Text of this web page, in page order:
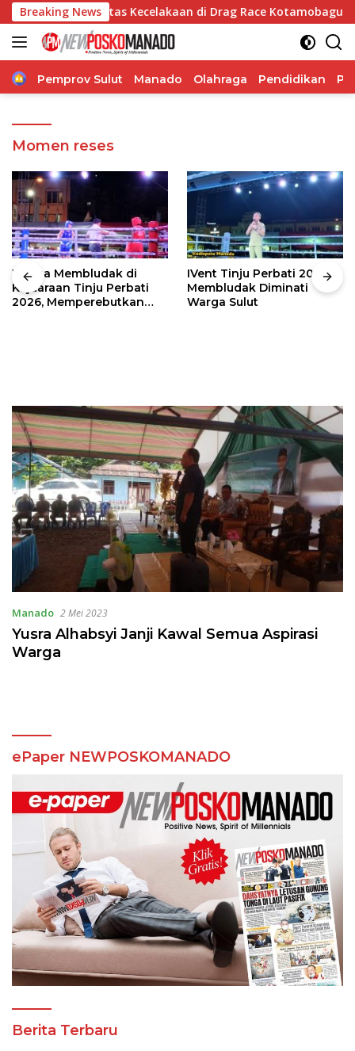
Langsung
ke
konten
Breaking News
Atas Kecelakaan di Drag Race Kotamobagu
Home
Pemprov Sulut Manado Olahraga Pendidikan
Momen reses
Warga Membludak di
Kejuaraan Tinju Perbati
2026, Memperebutkan
IVent Tinju Perbati 2026
Membludak Diminati
Warga Sulut
Manado 2 Mei 2023
Yusra Alhabsyi Janji Kawal Semua Aspirasi
Warga
ePaper NEWPOSKOMANADO
Berita Terbaru